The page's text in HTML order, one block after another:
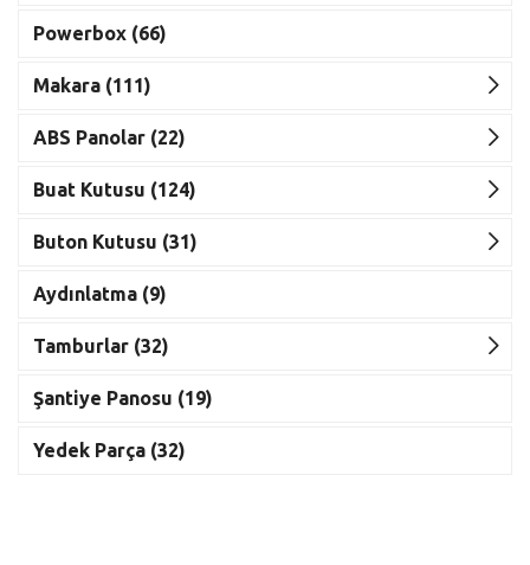
Powerbox (66)
Makara (111)
ABS Panolar (22)
Buat Kutusu (124)
Buton Kutusu (31)
Aydınlatma (9)
Tamburlar (32)
Şantiye Panosu (19)
Yedek Parça (32)